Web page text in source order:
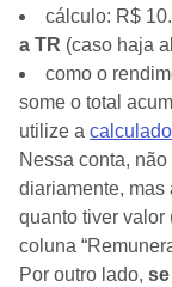
cálculo: R$
a TR (caso haja
como o
some o total
utilize a
Nessa conta,
diariamente, mas
quanto tiver valor
coluna
Por outro lado,